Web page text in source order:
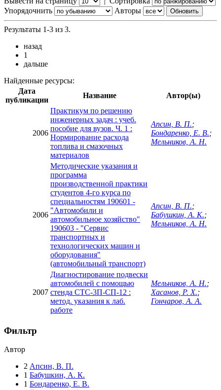
Упорядочнить
Авторы
Результаты 1-3 из 3.
назад
1
дальше
Найденные ресурсы:
Дата
публикации
Название Автор(ы)
2006
Практикум по решению
инженерных задач : учеб.
пособие для вузов. Ч. 1 :
Нормирование расхода
топлива и смазочных
материалов
Апсин, В. П.;
Бондаренко, Е. В.;
Мельников, А. Н.
2006
Методические указания и
программа
производственной практики
студентов 4-го курса по
специальностям 190601 -
"Автомобили и
автомобильное хозяйство"
190603 - "Сервис
транспортных и
технологических машин и
оборудования"
(автомобильный транспорт)
Апсин, В. П.;
Бабушкин, А. К.;
Мельников, А. Н.
2007
Диагностирование подвески
автомобилей с помощью
стенда СТС-3П-СП-12 :
метод. указания к лаб.
работе
Мельников, А. Н.;
Хасанов, Р. Х.;
Гончаров, А. А.
Фильтр
Автор
2 Апсин, В. П.
1 Бабушкин, А. К.
1 Бондаренко, Е. В.